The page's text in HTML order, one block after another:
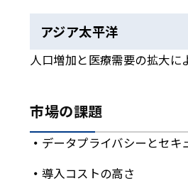
アジア太平洋
人口増加と医療需要の拡大に
市場の課題
データプライバシーとセキ
導入コストの高さ